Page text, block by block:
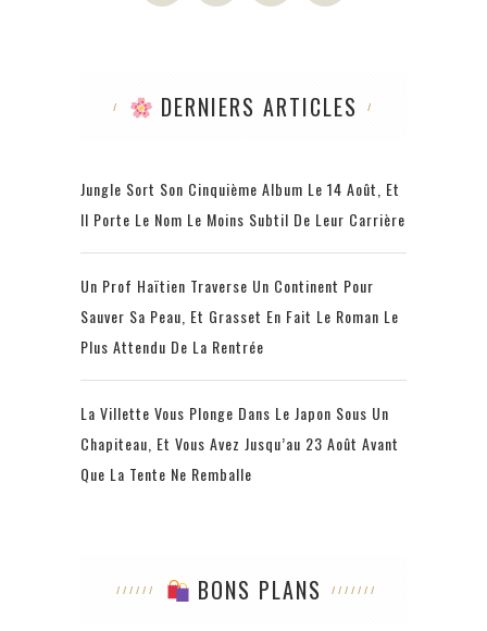
DERNIERS ARTICLES
Jungle Sort Son Cinquième Album Le 14 Août, Et
Il Porte Le Nom Le Moins Subtil De Leur Carrière
Un Prof Haïtien Traverse Un Continent Pour
Sauver Sa Peau, Et Grasset En Fait Le Roman Le
Plus Attendu De La Rentrée
La Villette Vous Plonge Dans Le Japon Sous Un
Chapiteau, Et Vous Avez Jusqu’au 23 Août Avant
Que La Tente Ne Remballe
BONS PLANS